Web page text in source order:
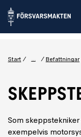
Start ... Befattningar
Som
exempelvis